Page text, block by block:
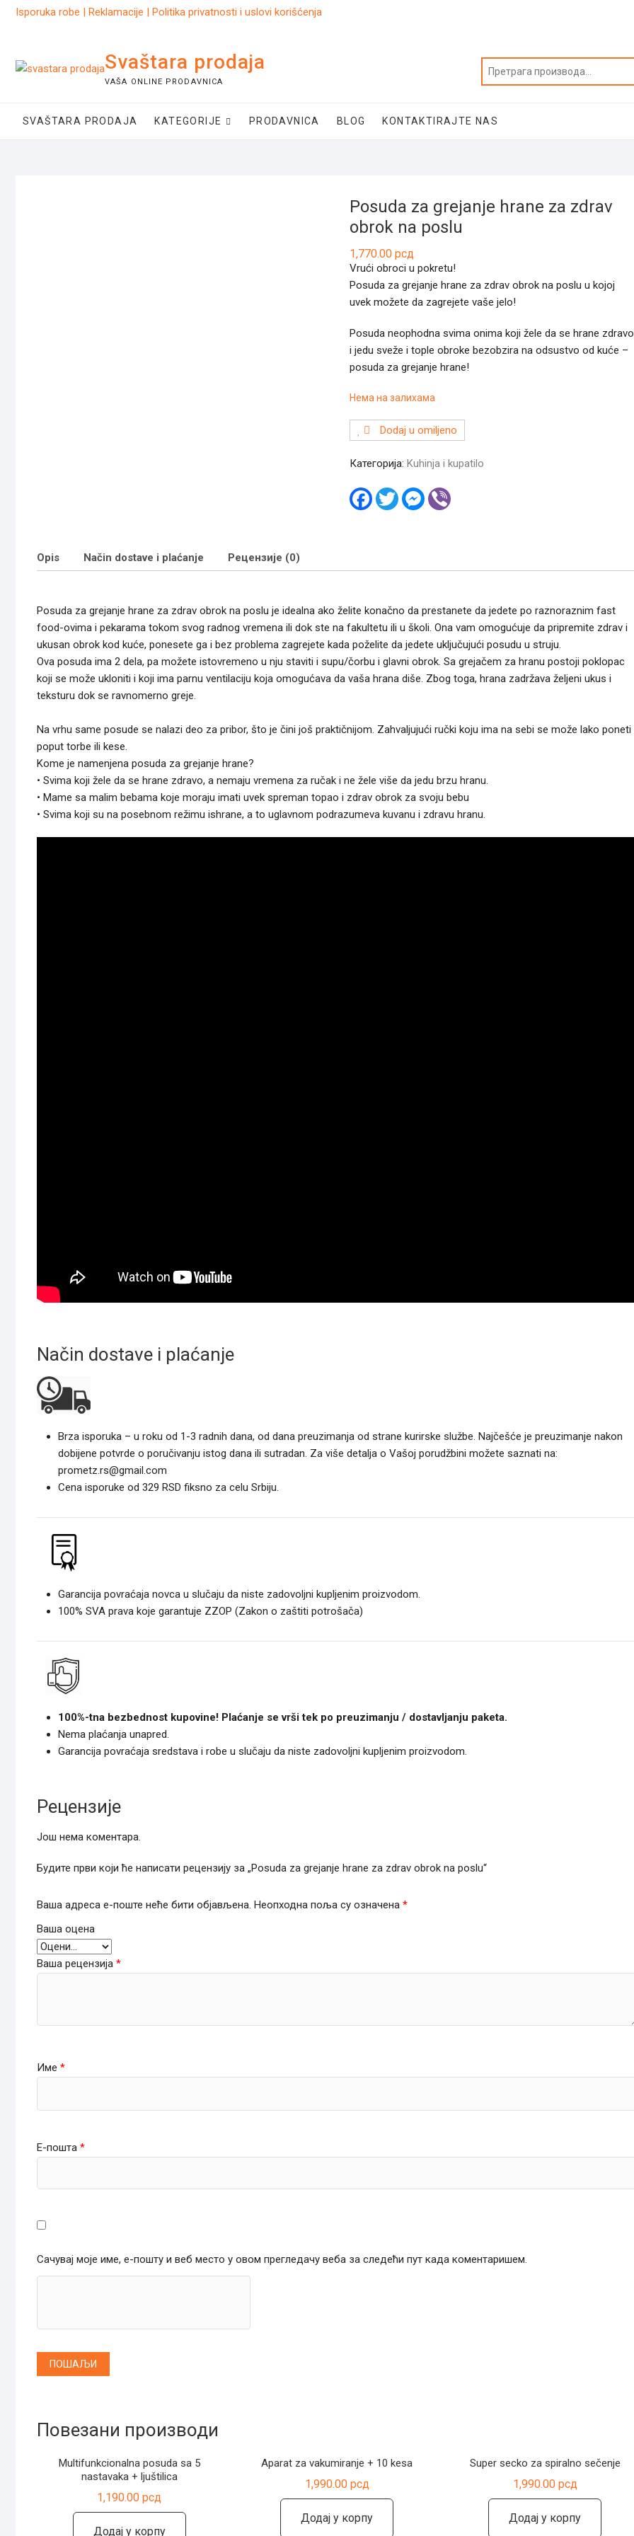
SkipIsporuka robe | Reklamacije | Politika privatnosti i uslovi korišćenja
Svaštara prodaja
VAŠA ONLINE PRODAVNICA
SVAŠTARA PRODAJA KATEGORIJE PRODAVNICA BLOG KONTAKTIRAJTE NAS
Posuda za grejanje hrane za zdrav
obrok na poslu
1,770.00 рсд
Vrući obroci u pokretu!
Posuda za grejanje hrane za zdrav obrok na poslu u kojoj
uvek možete da zagrejete vaše jelo!
Posuda neophodna svima onima koji žele da se hrane zdravo
i jedu sveže i tople obroke bezobzira na odsustvo od kuće –
posuda za grejanje hrane!
Нема на залихама
Dodaj u omiljeno
Категорија: Kuhinja i kupatilo
F
a
k
T
w
M
e
e
Opis
Način dostave i plaćanje Рецензије (0)
Posuda za grejanje hrane za zdrav obrok na poslu je idealna ako želite konačno da prestanete da jedete po raznoraznim fast
food-ovima i pekarama tokom svog radnog vremena ili dok ste na fakultetu ili u školi. Ona vam omogućuje da pripremite zdrav i
ukusan obrok kod kuće, ponesete ga i bez problema zagrejete kada poželite da jedete uključujući posudu u struju.
Ova posuda ima 2 dela, pa možete istovremeno u nju staviti i supu/čorbu i glavni obrok. Sa grejačem za hranu postoji poklopac
koji se može ukloniti i koji ima parnu ventilaciju koja omogućava da vaša hrana diše. Zbog toga, hrana zadržava željeni ukus i
teksturu dok se ravnomerno greje.
Na vrhu same posude se nalazi deo za pribor, što je čini još praktičnijom. Zahvaljujući ručki koju ima na sebi se može lako poneti
poput torbe ili kese.
Kome je namenjena posuda za grejanje hrane?
• Svima koji žele da se hrane zdravo, a nemaju vremena za ručak i ne žele više da jedu brzu hranu.
• Mame sa malim bebama koje moraju imati uvek spreman topao i zdrav obrok za svoju bebu
• Svima koji su na posebnom režimu ishrane, a to uglavnom podrazumeva kuvanu i zdravu hranu.
Način dostave i plaćanje
Brza isporuka – u roku od 1-3 radnih dana, od dana preuzimanja od strane kurirske službe. Najčešće je preuzimanje nakon
dobijene potvrde o poručivanju istog dana ili sutradan. Za više detalja o Vašoj porudžbini možete saznati na:
prometz.rs@gmail.com
Cena isporuke od 329 RSD fiksno za celu Srbiju.
Garancija povraćaja novca u slučaju da niste zadovoljni kupljenim proizvodom.
100% SVA prava koje garantuje ZZOP (Zakon o zaštiti potrošača)
100%-tna bezbednost kupovine! Plaćanje se vrši tek po preuzimanju / dostavljanju paketa.
Nema plaćanja unapred.
Garancija povraćaja sredstava i robe u slučaju da niste zadovoljni kupljenim proizvodom.
Рецензије
Још нема коментара.
Будите први који ће написати рецензију за „Posuda za grejanje hrane za zdrav obrok na poslu“
Ваша адреса е-поште неће бити објављена. Неопходна поља су означена *
Ваша оцена
Ваша рецензија *
Име *
Е-пошта *
Сачувај моје име, е-пошту и веб место у овом прегледачу веба за следећи пут када коментаришем.
Повезани производи
Multifunkcionalna posuda sa 5
nastavaka + ljuštilica
1,190.00рсд
Додај у корпу
Aparat za vakumiranje + 10 kesa
1,990.00 рсд
Додај у корпу
Super secko za spiralno sečenje
1,990.00 рсд
Додај у корпу